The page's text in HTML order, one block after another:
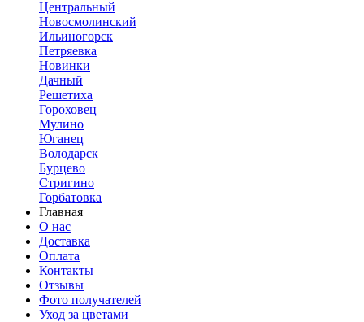
Центральный
Новосмолинский
Ильиногорск
Петряевка
Новинки
Дачный
Решетиха
Гороховец
Мулино
Юганец
Володарск
Бурцево
Стригино
Горбатовка
Главная
О нас
Доставка
Оплата
Контакты
Отзывы
Фото получателей
Уход за цветами